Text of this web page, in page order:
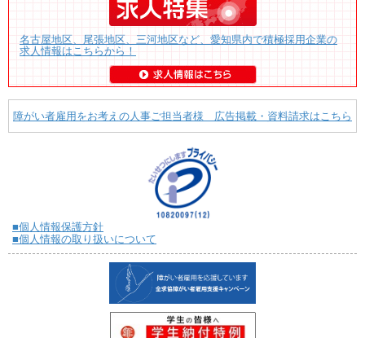
名古屋地区、尾張地区、三河地区など、愛知県内で積極採用企業の
求人情報はこちらから！
障がい者雇用をお考えの人事ご担当者様 広告掲載・資料請求はこちら
■個人情報保護方針
■個人情報の取り扱いについて